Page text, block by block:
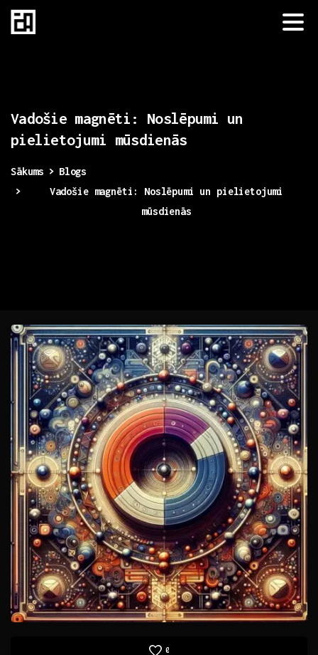
Vadošie magnēti: Noslēpumi
un
pielietojumi mūsdienās
Sākums
Blogs
Vadošie magnēti: Noslēpumi un pielietojumi
mūsdienās
0